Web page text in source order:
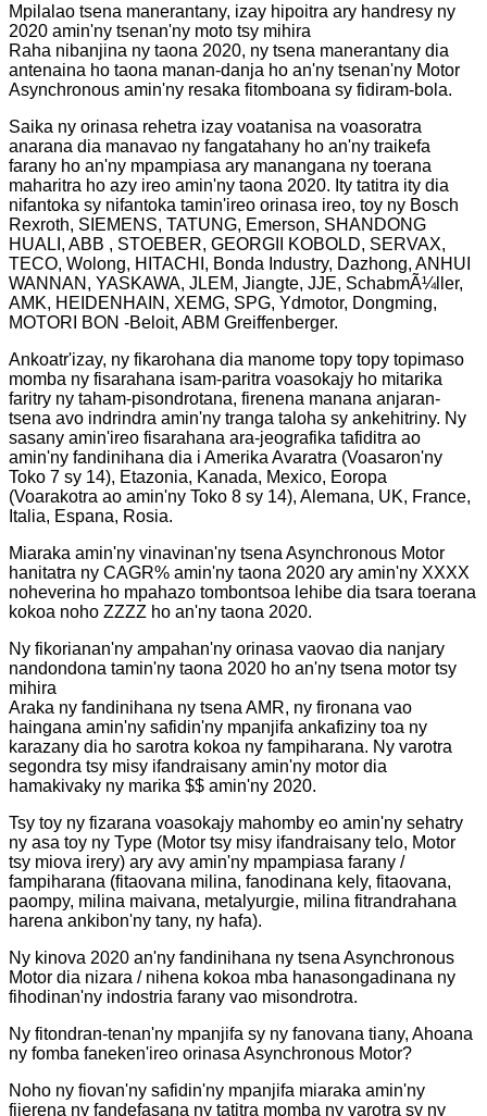
Mpilalao tsena manerantany, izay hipoitra ary handresy ny
2020 amin'ny tsenan'ny moto tsy mihira
Raha nibanjina ny taona 2020, ny tsena manerantany dia
antenaina ho taona manan-danja ho an'ny tsenan'ny Motor
Asynchronous amin'ny resaka fitomboana sy fidiram-bola.
Saika ny orinasa rehetra izay voatanisa na voasoratra
anarana dia manavao ny fangatahany ho an'ny traikefa
farany ho an'ny mpampiasa ary manangana ny toerana
maharitra ho azy ireo amin'ny taona 2020. Ity tatitra ity dia
nifantoka sy nifantoka tamin'ireo orinasa ireo, toy ny Bosch
Rexroth, SIEMENS, TATUNG, Emerson, SHANDONG
HUALI, ABB , STOEBER, GEORGII KOBOLD, SERVAX,
TECO, Wolong, HITACHI, Bonda Industry, Dazhong, ANHUI
WANNAN, YASKAWA, JLEM, Jiangte, JJE, SchabmÃ¼ller,
AMK, HEIDENHAIN, XEMG, SPG, Ydmotor, Dongming,
MOTORI BON -Beloit, ABM Greiffenberger.
Ankoatr'izay, ny fikarohana dia manome topy topy topimaso
momba ny fisarahana isam-paritra voasokajy ho mitarika
faritry ny taham-pisondrotana, firenena manana anjaran-
tsena avo indrindra amin'ny tranga taloha sy ankehitriny. Ny
sasany amin'ireo fisarahana ara-jeografika tafiditra ao
amin'ny fandinihana dia i Amerika Avaratra (Voasaron'ny
Toko 7 sy 14), Etazonia, Kanada, Mexico, Eoropa
(Voarakotra ao amin'ny Toko 8 sy 14), Alemana, UK, France,
Italia, Espana, Rosia.
Miaraka amin'ny vinavinan'ny tsena Asynchronous Motor
hanitatra ny CAGR% amin'ny taona 2020 ary amin'ny XXXX
noheverina ho mpahazo tombontsoa lehibe dia tsara toerana
kokoa noho ZZZZ ho an'ny taona 2020.
Ny fikorianan'ny ampahan'ny orinasa vaovao dia nanjary
nandondona tamin'ny taona 2020 ho an'ny tsena motor tsy
mihira
Araka ny fandinihana ny tsena AMR, ny fironana vao
haingana amin'ny safidin'ny mpanjifa ankafiziny toa ny
karazany dia ho sarotra kokoa ny fampiharana. Ny varotra
segondra tsy misy ifandraisany amin'ny motor dia
hamakivaky ny marika $$ amin'ny 2020.
Tsy toy ny fizarana voasokajy mahomby eo amin'ny sehatry
ny asa toy ny Type (Motor tsy misy ifandraisany telo, Motor
tsy miova irery) ary avy amin'ny mpampiasa farany /
fampiharana (fitaovana milina, fanodinana kely, fitaovana,
paompy, milina maivana, metalyurgie, milina fitrandrahana
harena ankibon'ny tany, ny hafa).
Ny kinova 2020 an'ny fandinihana ny tsena Asynchronous
Motor dia nizara / nihena kokoa mba hanasongadinana ny
fihodinan'ny indostria farany vao misondrotra.
Ny fitondran-tenan'ny mpanjifa sy ny fanovana tiany, Ahoana
ny fomba faneken'ireo orinasa Asynchronous Motor?
Noho ny fiovan'ny safidin'ny mpanjifa miaraka amin'ny
fijerena ny fandefasana ny tatitra momba ny varotra sy ny